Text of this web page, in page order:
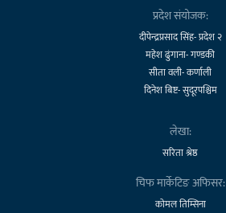
प्रदेश संयोजक:
दीपेन्द्रप्रसाद सिंह- प्रदेश २
महेश ढुंगाना- गण्डकी
सीता वली- कर्णाली
दिनेश बिष्ट- सुदूरपश्चिम
लेखा:
सरिता श्रेष्ठ
चिफ मार्केटिङ अफिसर:
कोमल तिम्सिना